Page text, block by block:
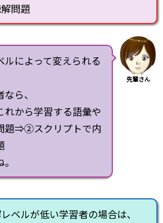
問題
によって変えられる
ら、
から学習する語彙や
⇒②スクリプトで内
先輩さん
ベルが低い学習者の場合は、